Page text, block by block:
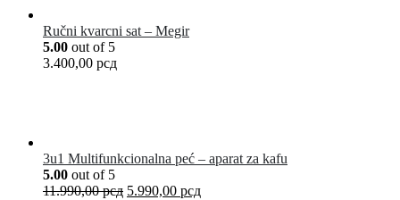
Ručni kvarcni sat – Megir
5.00 out of 5
3.400,00 рсд
3u1 Multifunkcionalna peć – aparat za kafu
5.00 out of 5
11.990,00рсд 5.990,00 рсд